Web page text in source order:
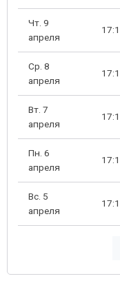
Чт. 9
апреля
Ср. 8
апреля
Вт. 7
апреля
Пн. 6
апреля
Вс. 5
апреля